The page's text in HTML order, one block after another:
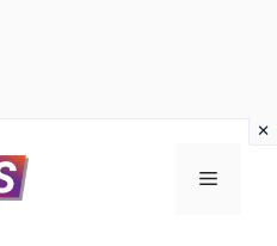
Menu